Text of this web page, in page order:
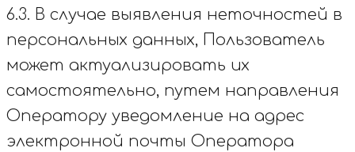
6.3. В случае выявления неточностей в
персональных данных, Пользователь
может актуализировать их
самостоятельно, путем направления
Оператору уведомление на адрес
электронной почты Оператора